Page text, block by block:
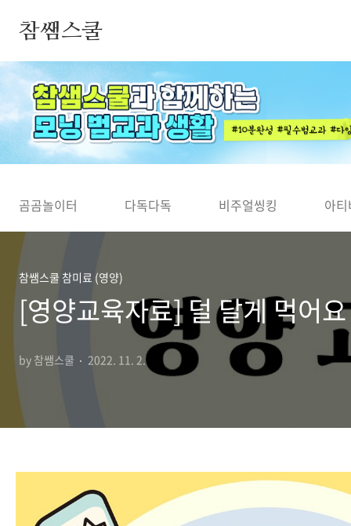
참쌤스쿨
◀
곰곰놀이터 다독다독 비주얼씽킹 아
참쌤스쿨 참미료 (영양)
[영양교육자료] 덜 달게 먹어요
by 참쌤스쿨 2022. 11. 2.